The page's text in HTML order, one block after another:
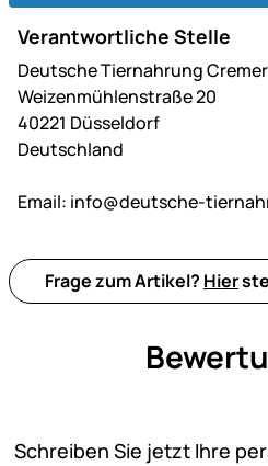
Verantwortliche Stelle
Deutsche Tiernahrung Cremer
Weizenmühlenstraße 20
40221 Düsseldorf
Deutschland
Email: info@deutsche-
Frage zum Artikel? Hier
Schreiben Sie jetzt Ihre